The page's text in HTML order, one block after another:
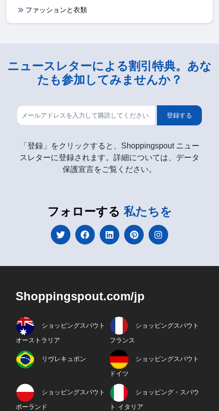
ファッションと衣類
ニュースレターによる割引特典。あな
たも参加してみませんか？
登録する
「登録」をクリックすると、Shoppingspout ニュー
スレターに登録されます。詳細については、データ
保護宣言をご覧ください。
フォローする 私たちを
Shoppingspout.com/jp
ショッピングスパウト
オーストラリア
ショッピングスパウト
フランス
リヴレキュポン ショッピングスパウト
ドイツ
ショッピングスパウト
ポーランド
ショッピング・スパウ
ト イタリア